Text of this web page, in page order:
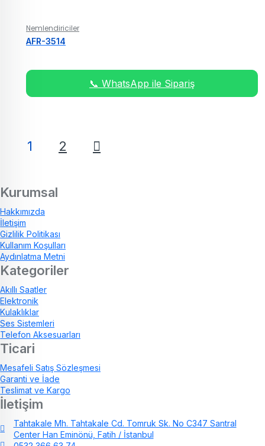
Nemlendiriciler
AFR-3514
📞 WhatsApp ile Sipariş
1 2
Kurumsal
Hakkımızda
İletişim
Gizlilik Politikası
Kullanım Koşulları
Aydınlatma Metni
Kategoriler
Akıllı Saatler
Elektronik
Kulaklıklar
Ses Sistemleri
Telefon Aksesuarları
Ticari
Mesafeli Satış Sözleşmesi
Garanti ve İade
Teslimat ve Kargo
İletişim
Tahtakale Mh. Tahtakale Cd. Tomruk Sk. No C347 Santral
Center Han Eminönü, Fatih / İstanbul